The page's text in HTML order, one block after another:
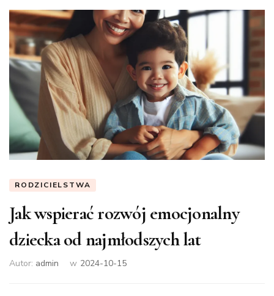
RODZICIELSTWA
Jak wspierać rozwój emocjonalny
dziecka od najmłodszych lat
Autor: admin w 2024-10-15